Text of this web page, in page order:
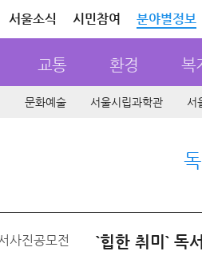
서울소식 시민참여 분야별정보
교통 환경 복
문화예술 서울시립과학관 서
`힙한 취미` 독